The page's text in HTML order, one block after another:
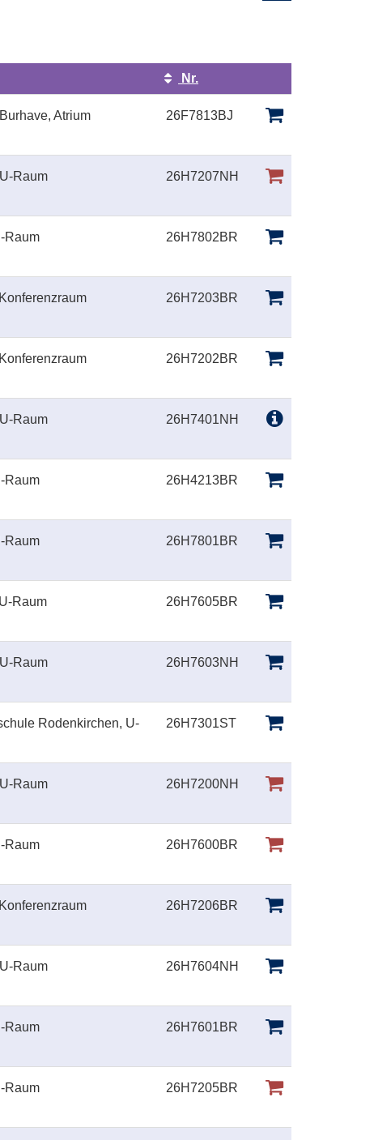
Nr.
Kursstatus
Atrium 26F7813BJ
Raum 26H7207NH
Raum 26H7802BR
26H7203BR
26H7202BR
Raum 26H7401NH
Raum 26H4213BR
Raum 26H7801BR
Raum 26H7605BR
Raum 26H7603NH
Rodenkirchen, U-
26H7301ST
Raum 26H7200NH
Raum 26H7600BR
26H7206BR
Raum 26H7604NH
Raum 26H7601BR
Raum 26H7205BR